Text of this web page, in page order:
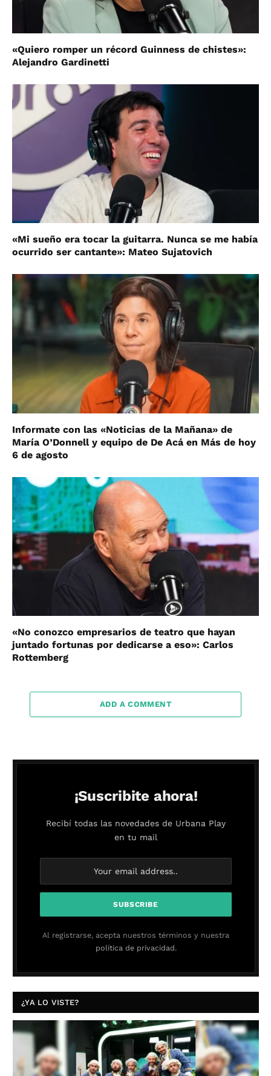
«Quiero romper un récord Guinness de chistes»:
Alejandro Gardinetti
«Mi sueño era tocar la guitarra. Nunca se me había
ocurrido ser cantante»: Mateo Sujatovich
Informate con las «Noticias de la Mañana» de
María O’Donnell y equipo de De Acá en Más de hoy
6 de agosto
«No conozco empresarios de teatro que hayan
juntado fortunas por dedicarse a eso»: Carlos
Rottemberg
ADD A COMMENT
¡Suscribite ahora!
Recibí todas las novedades de Urbana Play
en tu mail
Al registrarse, acepta nuestros términos y nuestra
política de privacidad.
¿YA LO VISTE?